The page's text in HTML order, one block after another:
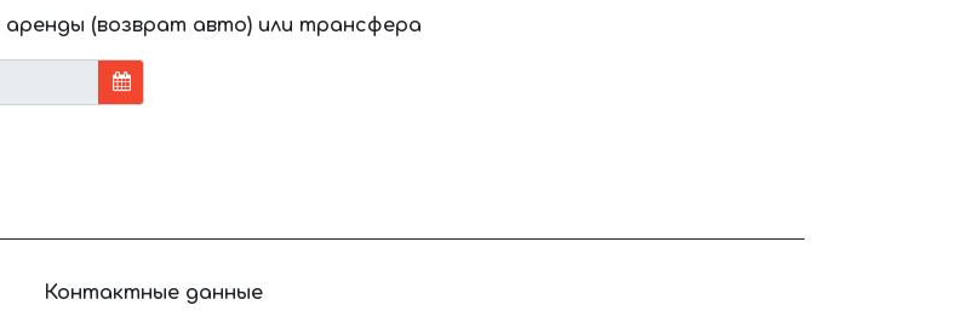
аренды (возврат авто) или трансфера
Контактные данные